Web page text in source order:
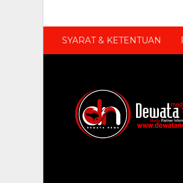
SYARAT & KETENTUAN